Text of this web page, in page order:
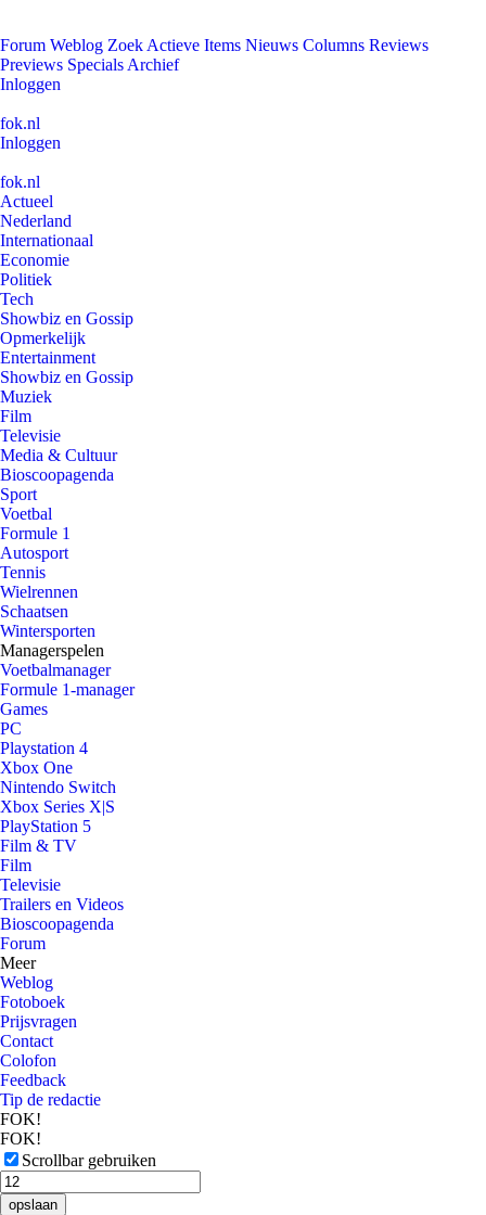
Forum Weblog Zoek Actieve Items Nieuws Columns Reviews
Previews Specials Archief
Inloggen
fok.nl
Inloggen
fok.nl
Actueel
Nederland
Internationaal
Economie
Politiek
Tech
Showbiz en Gossip
Opmerkelijk
Entertainment
Showbiz en Gossip
Muziek
Film
Televisie
Media & Cultuur
Bioscoopagenda
Sport
Voetbal
Formule 1
Autosport
Tennis
Wielrennen
Schaatsen
Wintersporten
Managerspelen
Voetbalmanager
Formule 1-manager
Games
PC
Playstation 4
Xbox One
Nintendo Switch
Xbox Series X|S
PlayStation 5
Film & TV
Film
Televisie
Trailers en Videos
Bioscoopagenda
Forum
Meer
Weblog
Fotoboek
Prijsvragen
Contact
Colofon
Feedback
Tip de redactie
FOK!
FOK!
Scrollbar gebruiken
opslaan